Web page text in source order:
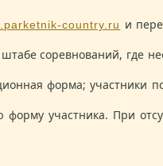
country.ru и
соревнований, где
форма; участники
участника. При